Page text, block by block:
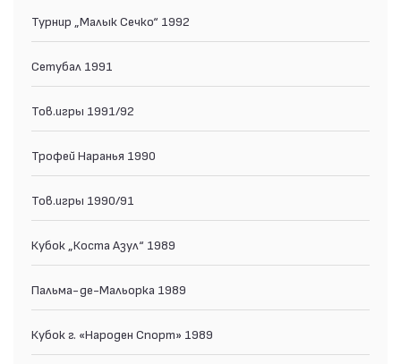
Турнир „Малык Сечко“ 1992
Сетубал 1991
Тов.игры 1991/92
Трофей Наранья 1990
Тов.игры 1990/91
Кубок „Коста Азул“ 1989
Пальма-де-Мальорка 1989
Кубок г. «Народен Спорт» 1989